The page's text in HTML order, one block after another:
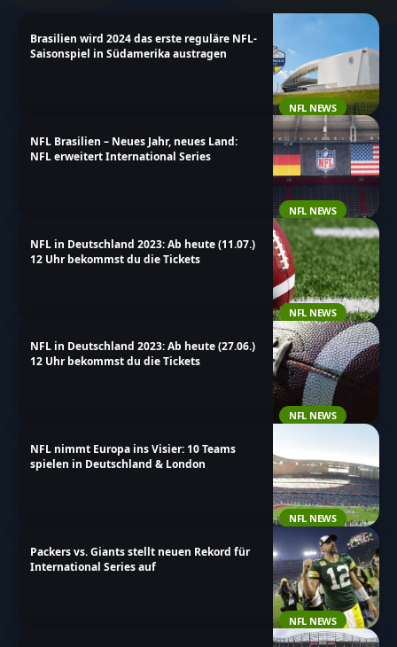
was du über die International Series wissen musst.
Stöbere durch unsere Artikel und bleibe stets
informiert über die neuesten Entwicklungen und
Highlights der NFL im internationalen Rahmen.
NFL NEWS
Brasilien wird 2024 das erste reguläre NFL-
Saisonspiel in Südamerika austragen
NFL NEWS
NFL Brasilien – Neues Jahr, neues Land:
NFL erweitert International Series
NFL NEWS
NFL in Deutschland 2023: Ab heute (11.07.)
12 Uhr bekommst du die Tickets
NFL NEWS
NFL in Deutschland 2023: Ab heute (27.06.)
12 Uhr bekommst du die Tickets
NFL NEWS
NFL nimmt Europa ins Visier: 10 Teams
spielen in Deutschland & London
NFL NEWS
Packers vs. Giants stellt neuen Rekord für
International Series auf